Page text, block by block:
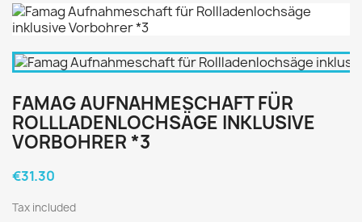
FAMAG AUFNAHMESCHAFT FÜR
ROLLLADENLOCHSÄGE INKLUSIVE
VORBOHRER *3
€31.30
Tax included